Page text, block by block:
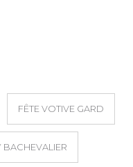
FÊTE VOTIVE GARD
BACHEVALIER